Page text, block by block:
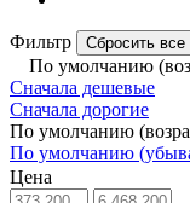
Фильтр Сбросить все
По умолчанию
Сначала дешевые
Сначала дорогие
По умолчанию
По умолчанию
Цена